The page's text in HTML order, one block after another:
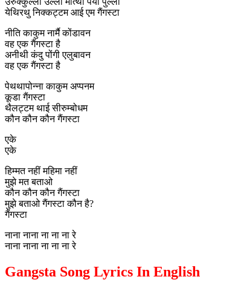
येथिरथु निक्कट्टम आई एम गैंगस्टा
नीति काकुम नार्मै कोंडावन
वह एक गैंगस्टा है
अनीथी कंदु पोंगी एलुबावन
वह एक गैंगस्टा है
पेथथापोन्ना काकुम अप्पनम
कूडा गैंगस्टा
थैलट्टम थाई सीरुम्बोधम
कौन कौन कौन गैंगस्टा
एके
एके
हिम्मत नहीं महिमा नहीं
मुझे मत बताओ
कौन कौन कौन गैंगस्टा
मुझे बताओ गैंगस्टा कौन है?
गैंगस्टा
नाना नाना ना ना ना रे
नाना नाना ना ना ना रे
Gangsta Song Lyrics In English